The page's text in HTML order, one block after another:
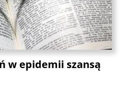
w epidemii szansą